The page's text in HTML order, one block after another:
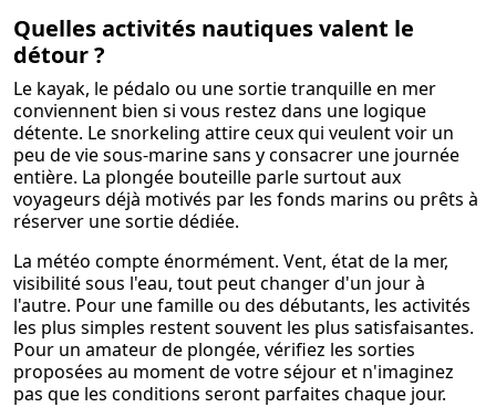
Quelles activités nautiques valent le
détour ?
Le kayak, le pédalo ou une sortie tranquille en mer
conviennent bien si vous restez dans une logique
détente. Le snorkeling attire ceux qui veulent voir un
peu de vie sous-marine sans y consacrer une journée
entière. La plongée bouteille parle surtout aux
voyageurs déjà motivés par les fonds marins ou prêts à
réserver une sortie dédiée.
La météo compte énormément. Vent, état de la mer,
visibilité sous l'eau, tout peut changer d'un jour à
l'autre. Pour une famille ou des débutants, les activités
les plus simples restent souvent les plus satisfaisantes.
Pour un amateur de plongée, vérifiez les sorties
proposées au moment de votre séjour et n'imaginez
pas que les conditions seront parfaites chaque jour.